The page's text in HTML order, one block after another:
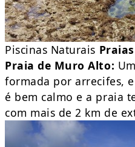
Piscinas Naturais
Praia de Muro Alto:
formada por arrecifes,
é bem calmo e a praia
com mais de 2 km de